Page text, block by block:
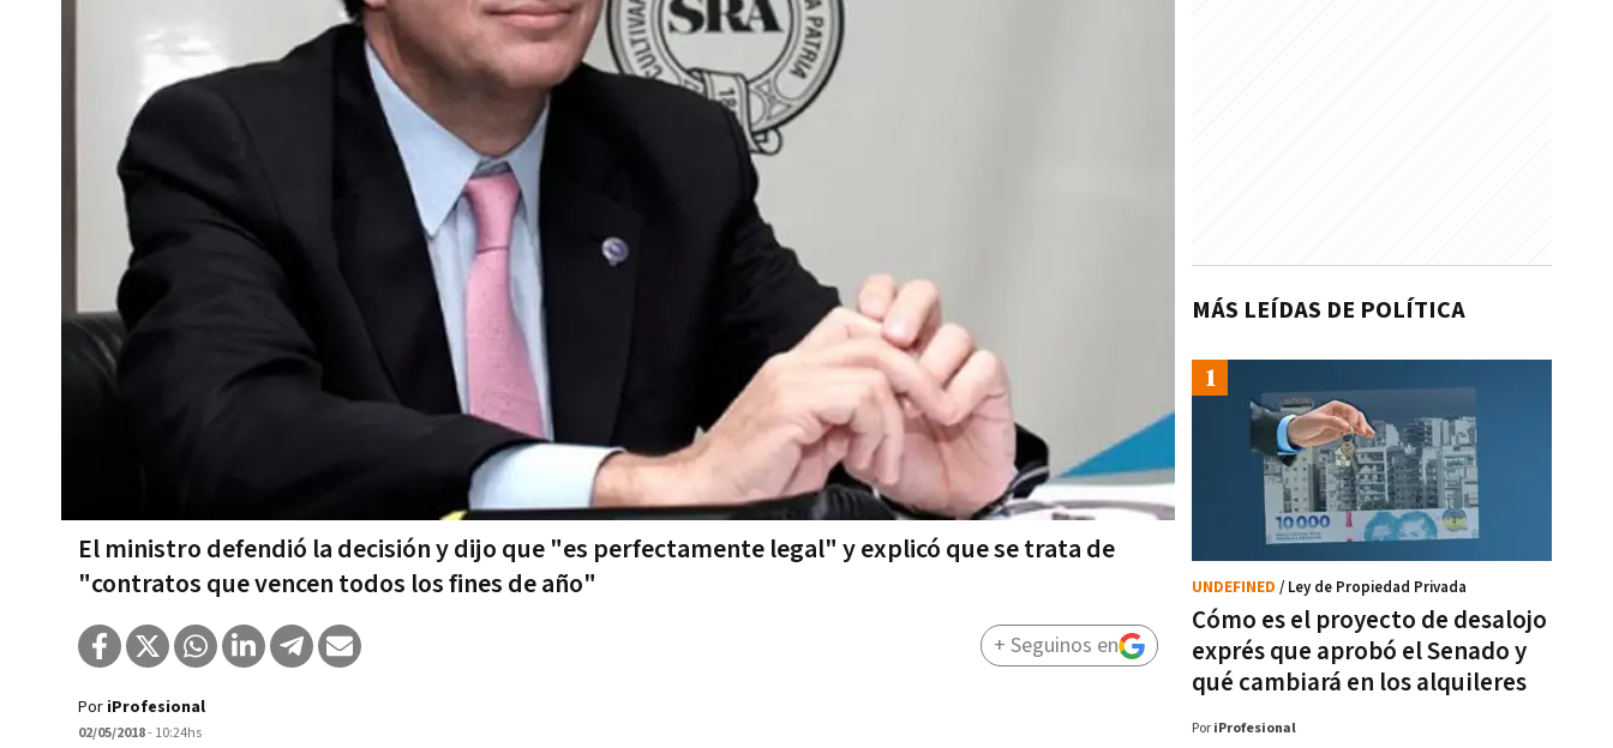
El ministro defendió la decisión y dijo que "es perfectamente legal" y explicó que se trata de
"contratos que vencen todos los fines de año"
Por iProfesional
02/05/2018- 10:24hs
+ Seguinos en
MÁS LEÍDAS DE POLÍTICA
Cómo es el proyecto de desalojo
exprés que aprobó el Senado y
qué cambiará en los alquileres
UNDEFINED / Ley de Propiedad Privada
Por iProfesional